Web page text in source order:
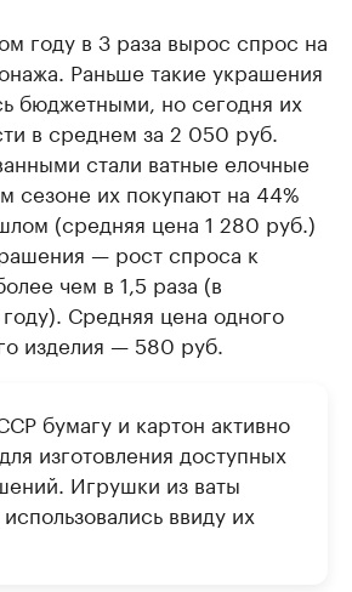
году в 3 раза вырос спрос на
Раньше такие украшения
бюджетными, но сегодня их
в среднем за 2 050 руб.
стали ватные елочные
сезоне их покупают на 44%
(средняя цена 1 280 руб.)
— рост спроса к
чем в 1,5 раза (в
Средняя цена одного
изделия — 580 руб.
бумагу и картон активно
изготовления доступных
Игрушки из ваты
ввиду их